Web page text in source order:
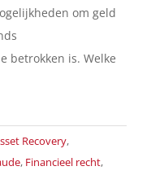
om geld
betrokken is. Welke
Recovery,
, Financieel recht,